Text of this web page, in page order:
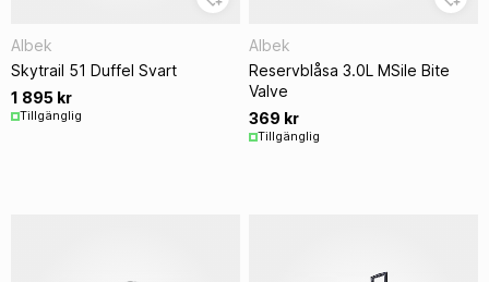
Albek
Skytrail 51 Duffel Svart
1 895 kr
Tillgänglig
Albek
Reservblåsa 3.0L MSile Bite
Valve
369 kr
Tillgänglig